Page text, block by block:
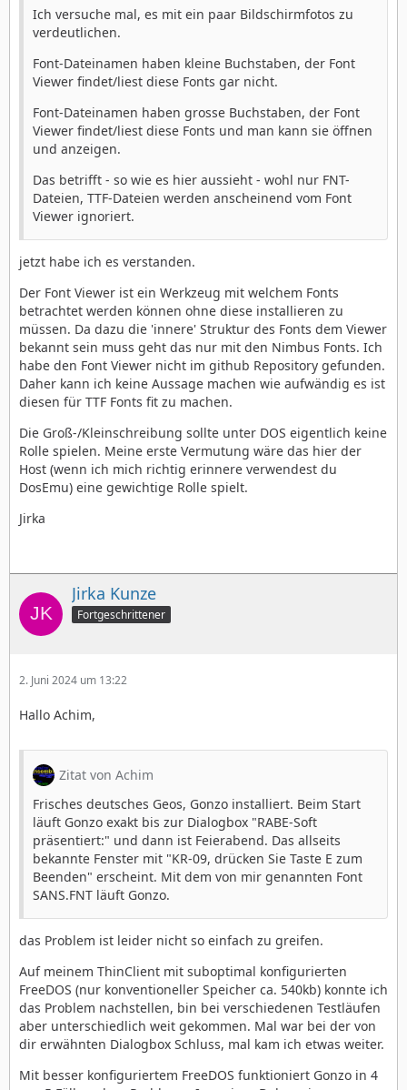
Ich versuche mal, es mit ein paar Bildschirmfotos zu
verdeutlichen.
Font-Dateinamen haben kleine Buchstaben, der Font
Viewer findet/liest diese Fonts gar nicht.
Font-Dateinamen haben grosse Buchstaben, der Font
Viewer findet/liest diese Fonts und man kann sie öffnen
und anzeigen.
Das betrifft - so wie es hier aussieht - wohl nur FNT-
Dateien, TTF-Dateien werden anscheinend vom Font
Viewer ignoriert.
jetzt habe ich es verstanden.
Der Font Viewer ist ein Werkzeug mit welchem Fonts
betrachtet werden können ohne diese installieren zu
müssen. Da dazu die 'innere' Struktur des Fonts dem Viewer
bekannt sein muss geht das nur mit den Nimbus Fonts. Ich
habe den Font Viewer nicht im github Repository gefunden.
Daher kann ich keine Aussage machen wie aufwändig es ist
diesen für TTF Fonts fit zu machen.
Die Groß-/Kleinschreibung sollte unter DOS eigentlich keine
Rolle spielen. Meine erste Vermutung wäre das hier der
Host (wenn ich mich richtig erinnere verwendest du
DosEmu) eine gewichtige Rolle spielt.
Jirka
Jirka Kunze
Fortgeschrittener
2. Juni 2024 um 13:22
Hallo Achim,
Zitat von Achim
Frisches deutsches Geos, Gonzo installiert. Beim Start
läuft Gonzo exakt bis zur Dialogbox "RABE-Soft
präsentiert:" und dann ist Feierabend. Das allseits
bekannte Fenster mit "KR-09, drücken Sie Taste E zum
Beenden" erscheint. Mit dem von mir genannten Font
SANS.FNT läuft Gonzo.
das Problem ist leider nicht so einfach zu greifen.
Auf meinem ThinClient mit suboptimal konfigurierten
FreeDOS (nur konventioneller Speicher ca. 540kb) konnte ich
das Problem nachstellen, bin bei verschiedenen Testläufen
aber unterschiedlich weit gekommen. Mal war bei der von
dir erwähnten Dialogbox Schluss, mal kam ich etwas weiter.
Mit besser konfiguriertem FreeDOS funktioniert Gonzo in 4